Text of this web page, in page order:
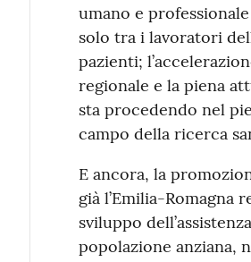
umano e
solo tra i lavoratori
pazienti;
regionale e la piena
sta procedendo nel
campo della ricerca
E ancora, la
già l’Emilia-Romagna
sviluppo
popolazione anziana,